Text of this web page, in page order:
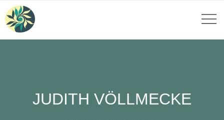
JUDITH VÖLLMECKE